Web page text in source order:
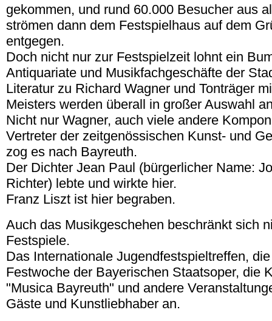
gekommen, und rund 60.000 Besucher aus
strömen dann dem Festspielhaus auf dem
entgegen.
Doch nicht nur zur Festspielzeit lohnt ein
Antiquariate und Musikfachgeschäfte der
Literatur zu Richard Wagner und Tonträger
Meisters werden überall in großer Auswahl
Nicht nur Wagner, auch viele andere
Vertreter der zeitgenössischen Kunst- und
zog es nach Bayreuth.
Der Dichter Jean Paul (bürgerlicher Name:
Richter) lebte und wirkte hier.
Franz Liszt ist hier begraben.
Auch das Musikgeschehen beschränkt sich
Festspiele.
Das Internationale Jugendfestspieltreffen,
Festwoche der Bayerischen Staatsoper, die
"Musica Bayreuth" und andere
Gäste und Kunstliebhaber an.